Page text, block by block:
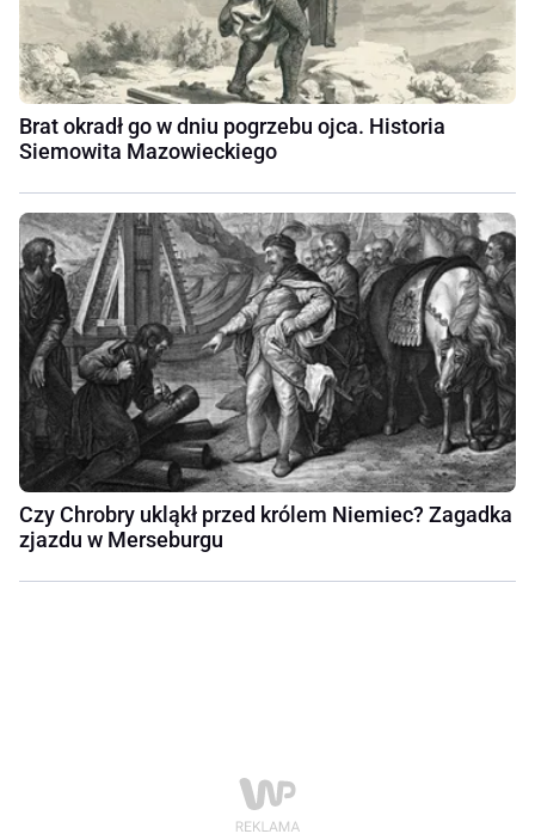
Brat okradł go w dniu pogrzebu ojca. Historia
Siemowita Mazowieckiego
Czy Chrobry ukląkł przed królem Niemiec? Zagadka
zjazdu w Merseburgu